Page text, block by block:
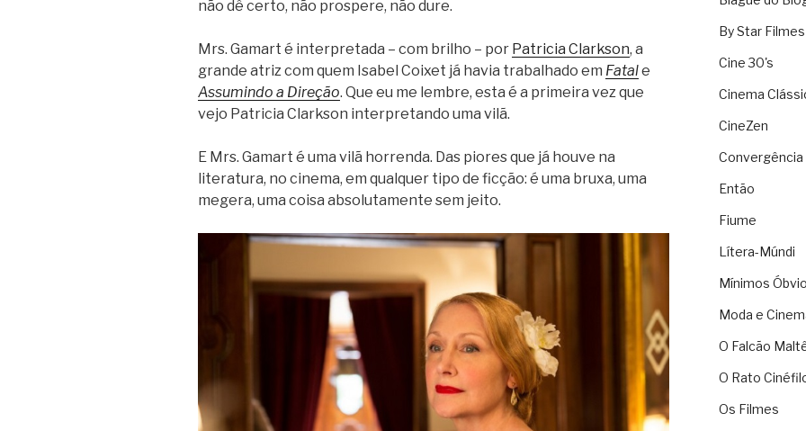
não dê certo, não prospere, não dure.
Mrs. Gamart é interpretada – com brilho – por Patricia Clarkson, a
grande atriz com quem Isabel Coixet já havia trabalhado em Fatale
Assumindo a Direção. Que eu me lembre, esta é a primeira vez que
vejo Patricia Clarkson interpretando uma vilã.
E Mrs. Gamart é uma vilã horrenda. Das piores que já houve na
literatura, no cinema, em qualquer tipo de ficção: é uma bruxa, uma
megera, uma coisa absolutamente sem jeito.
By Star Filmes
Cine 30's
Cinema
CineZen
Convergência
Então
Fiume
Lítera-Múndi
Mínimos
Moda e
O Falcão
O Rato
Os Filmes